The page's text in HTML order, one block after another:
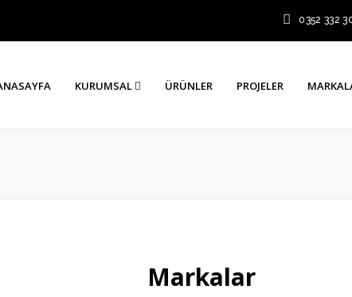
0352 332
KURUMSAL ÜRÜNLER PROJELER
Markalar